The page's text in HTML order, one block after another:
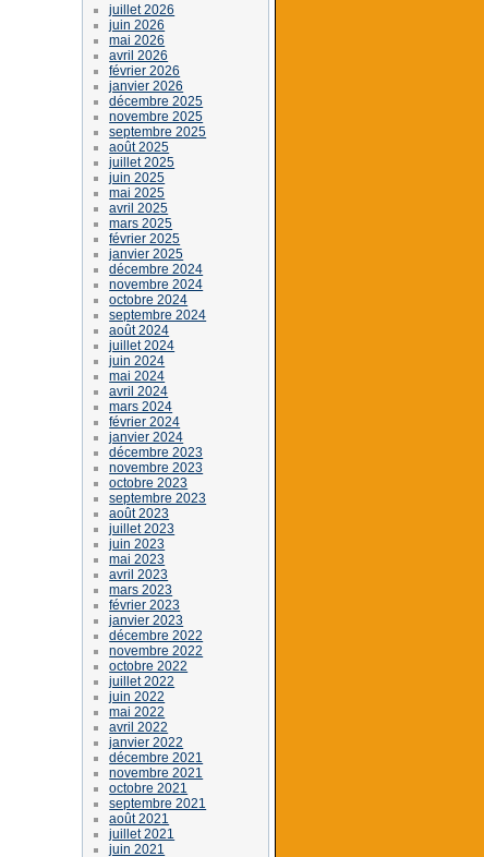
juillet 2026
juin 2026
mai 2026
avril 2026
février 2026
janvier 2026
décembre 2025
novembre 2025
septembre 2025
août 2025
juillet 2025
juin 2025
mai 2025
avril 2025
mars 2025
février 2025
janvier 2025
décembre 2024
novembre 2024
octobre 2024
septembre 2024
août 2024
juillet 2024
juin 2024
mai 2024
avril 2024
mars 2024
février 2024
janvier 2024
décembre 2023
novembre 2023
octobre 2023
septembre 2023
août 2023
juillet 2023
juin 2023
mai 2023
avril 2023
mars 2023
février 2023
janvier 2023
décembre 2022
novembre 2022
octobre 2022
juillet 2022
juin 2022
mai 2022
avril 2022
janvier 2022
décembre 2021
novembre 2021
octobre 2021
septembre 2021
août 2021
juillet 2021
juin 2021